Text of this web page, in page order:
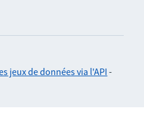
jeux de données via l'API -